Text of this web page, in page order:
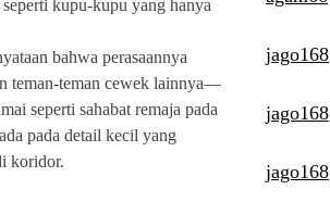
kupu-kupu yang hanya
bahwa perasaannya
teman-teman cewek lainnya—
seperti sahabat remaja pada
pada detail kecil yang
koridor.
jago168
jago168
jago168